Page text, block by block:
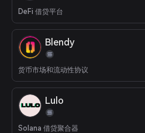
DeFi 借贷平台
Blendy
货币市场和流动性协议
Lulo
Solana 借贷聚合器